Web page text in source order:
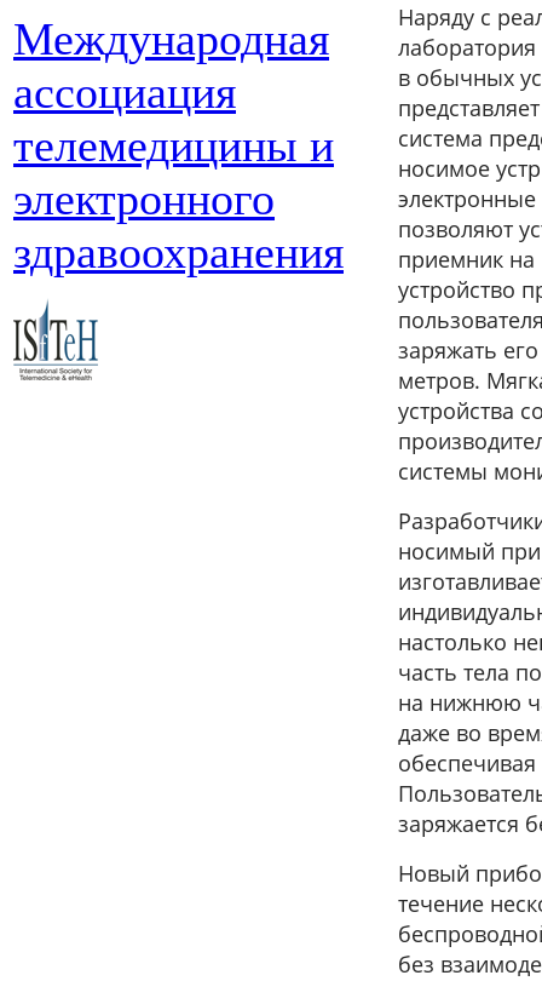
Международная
ассоциация
телемедицины и
электронного
здравоохранения
Наряду с
лаборатория
в обычных
система
носимое
позволяют
приемник на
устройство
заряжать
метров.
устройства
системы
носимый
настолько
часть тела
на нижнюю
даже во
заряжается
Новый
течение
без